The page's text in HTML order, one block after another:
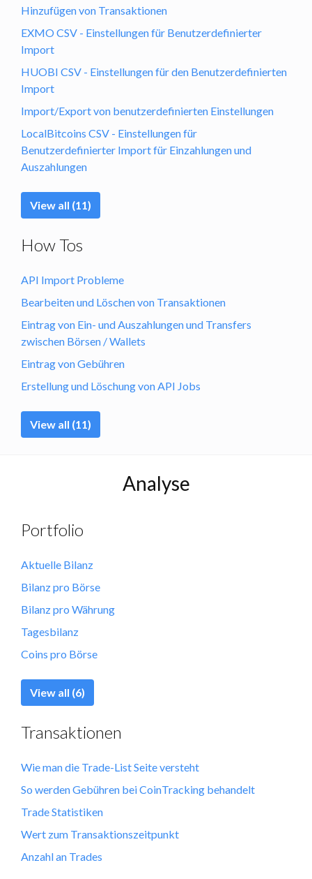
Hinzufügen von Transaktionen
EXMO CSV - Einstellungen für Benutzerdefinierter
Import
HUOBI CSV - Einstellungen für den Benutzerdefinierten
Import
Import/Export von benutzerdefinierten Einstellungen
LocalBitcoins CSV - Einstellungen für
Benutzerdefinierter Import für Einzahlungen und
Auszahlungen
View all (11)
How Tos
API Import Probleme
Bearbeiten und Löschen von Transaktionen
Eintrag von Ein- und Auszahlungen und Transfers
zwischen Börsen / Wallets
Eintrag von Gebühren
Erstellung und Löschung von API Jobs
View all (11)
Analyse
Portfolio
Aktuelle Bilanz
Bilanz pro Börse
Bilanz pro Währung
Tagesbilanz
Coins pro Börse
View all (6)
Transaktionen
Wie man die Trade-List Seite versteht
So werden Gebühren bei CoinTracking behandelt
Trade Statistiken
Wert zum Transaktionszeitpunkt
Anzahl an Trades